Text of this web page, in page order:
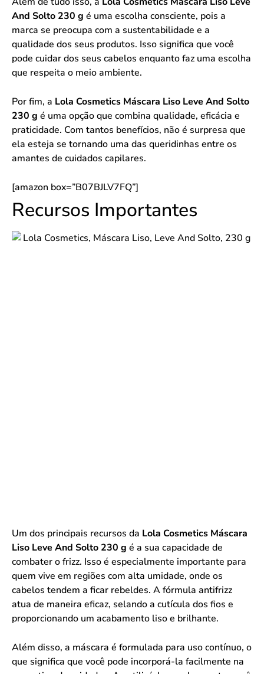
And Solto 230 g é uma escolha consciente, pois a
marca se preocupa com a sustentabilidade e a
qualidade dos seus produtos. Isso significa que você
pode cuidar dos seus cabelos enquanto faz uma escolha
que respeita o meio ambiente.
Por fim, a Lola Cosmetics Máscara Liso Leve And Solto
230 g é uma opção que combina qualidade, eficácia e
praticidade. Com tantos benefícios, não é surpresa que
ela esteja se tornando uma das queridinhas entre os
amantes de cuidados capilares.
[amazon box=”B07BJLV7FQ”]
Recursos Importantes
Um dos principais recursos da Lola Cosmetics Máscara
Liso Leve And Solto 230 g é a sua capacidade de
combater o frizz. Isso é especialmente importante para
quem vive em regiões com alta umidade, onde os
cabelos tendem a ficar rebeldes. A fórmula antifrizz
atua de maneira eficaz, selando a cutícula dos fios e
proporcionando um acabamento liso e brilhante.
Além disso, a máscara é formulada para uso contínuo, o
que significa que você pode incorporá-la facilmente na